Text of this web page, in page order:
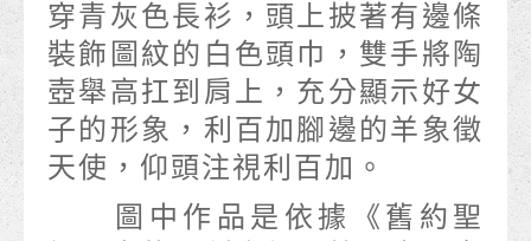
穿青灰色長衫，頭上披著有邊條
裝飾圖紋的白色頭巾，雙手將陶
壺舉高扛到肩上，充分顯示好女
子的形象，利百加腳邊的羊象徵
天使，仰頭注視利百加。
圖中作品是依據《舊約聖